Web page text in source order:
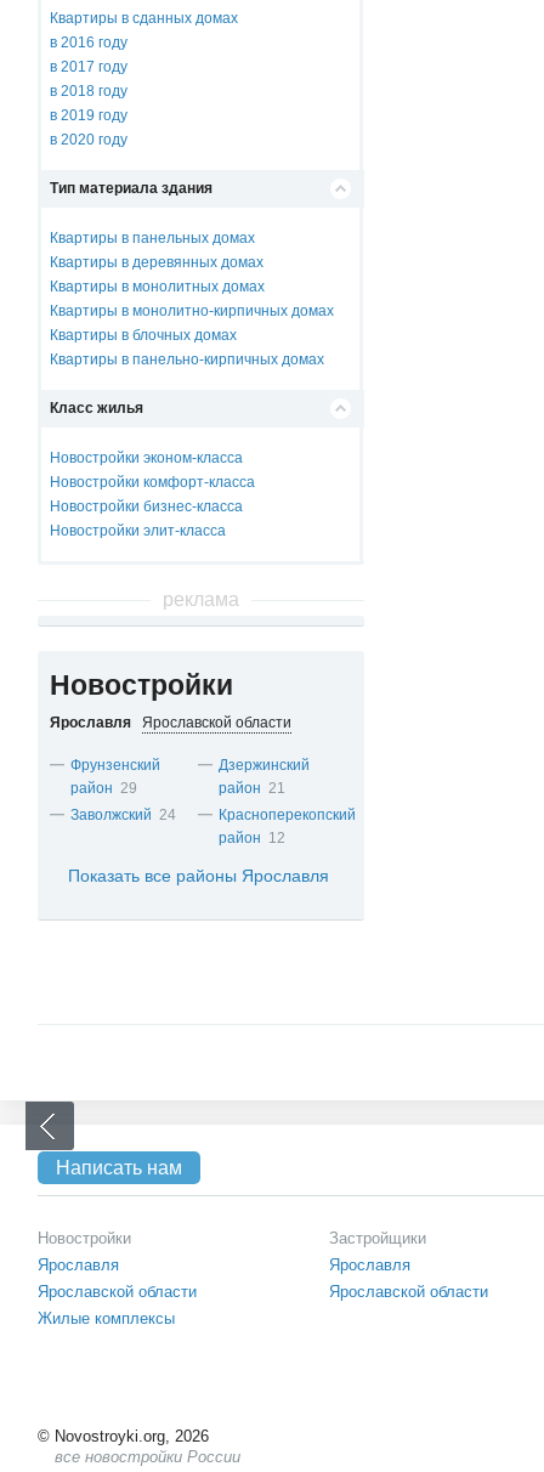
Квартиры в сданных домах
в 2016 году
в 2017 году
в 2018 году
в 2019 году
в 2020 году
Тип материала здания
Квартиры в панельных домах
Квартиры в деревянных домах
Квартиры в монолитных домах
Квартиры в монолитно-кирпичных домах
Квартиры в блочных домах
Квартиры в панельно-кирпичных домах
Класс жилья
Новостройки эконом-класса
Новостройки комфорт-класса
Новостройки бизнес-класса
Новостройки элит-класса
реклама
Новостройки
Ярославля Ярославской области
Фрунзенский
район 29
Заволжский 24
Дзержинский
район 21
Красноперекопский
район 12
Показать все районы Ярославля
Написать нам
Новостройки
Ярославля
Ярославской области
Жилые комплексы
Застройщики
Ярославля
Ярославской области
© Novostroyki.org, 2026
все новостройки России